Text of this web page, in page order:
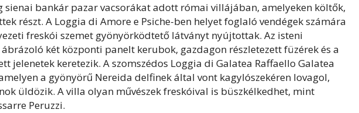
sienai bankár pazar vacsorákat adott római villájában, amelyeken költők,
részt. A Loggia di Amore e Psiche-ben helyet foglaló vendégek számára
freskói szemet gyönyörködtető látványt nyújtottak. Az isteni
két központi panelt kerubok, gazdagon részletezett füzérek és a
jelenetek keretezik. A szomszédos Loggia di Galatea Raffaello Galatea
a gyönyörű Nereida delfinek által vont kagylószekéren lovagol,
üldözik. A villa olyan művészek freskóival is büszkélkedhet, mint
Peruzzi.